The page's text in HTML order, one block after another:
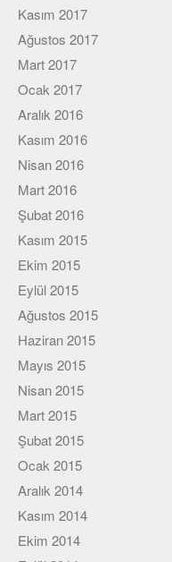
Kasım 2017
Ağustos 2017
Mart 2017
Ocak 2017
Aralık 2016
Kasım 2016
Nisan 2016
Mart 2016
Şubat 2016
Kasım 2015
Ekim 2015
Eylül 2015
Ağustos 2015
Haziran 2015
Mayıs 2015
Nisan 2015
Mart 2015
Şubat 2015
Ocak 2015
Aralık 2014
Kasım 2014
Ekim 2014